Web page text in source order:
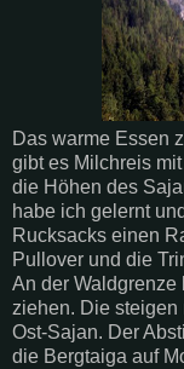
Das warme Essen
gibt es Milchreis
die Höhen des
habe ich gelernt
Rucksacks einen
Pullover und die
An der
ziehen. Die steigen
Ost-Sajan. Der
die Bergtaiga auf